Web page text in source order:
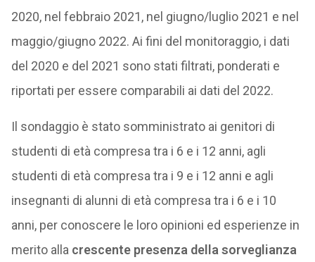
2020, nel febbraio 2021, nel giugno/luglio 2021 e nel
maggio/giugno 2022. Ai fini del monitoraggio, i dati
del 2020 e del 2021 sono stati filtrati, ponderati e
riportati per essere comparabili ai dati del 2022.
Il sondaggio è stato somministrato ai genitori di
studenti di età compresa tra i 6 e i 12 anni, agli
studenti di età compresa tra i 9 e i 12 anni e agli
insegnanti di alunni di età compresa tra i 6 e i 10
anni, per conoscere le loro opinioni ed esperienze in
merito alla crescente presenza della sorveglianza